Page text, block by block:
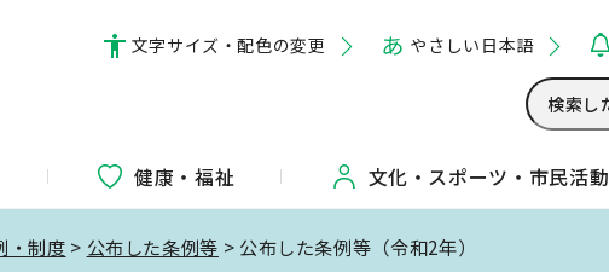
文字サイズ・配色の変更 やさしい日本語
健康・福祉 文化・ スポーツ・ 市民活動
・制度 > 公布した条例等 > 公布した条例等（令和2年）